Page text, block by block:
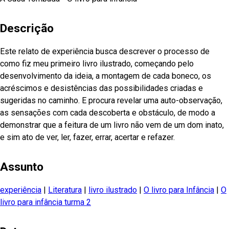
Descrição
Este relato de experiência busca descrever o processo de
como fiz meu primeiro livro ilustrado, começando pelo
desenvolvimento da ideia, a montagem de cada boneco, os
acréscimos e desistências das possibilidades criadas e
sugeridas no caminho. E procura revelar uma auto-observação,
as sensações com cada descoberta e obstáculo, de modo a
demonstrar que a feitura de um livro não vem de um dom inato,
e sim ato de ver, ler, fazer, errar, acertar e refazer.
Assunto
experiência | Literatura | livro ilustrado | O livro para Infância | O
livro para infância turma 2